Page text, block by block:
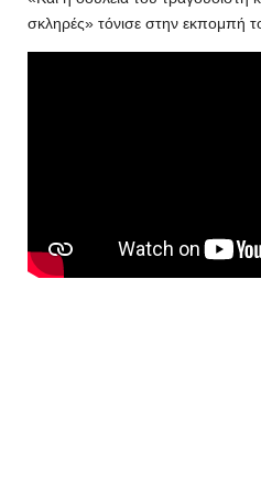
σκληρές» τόνισε στην εκπομπή